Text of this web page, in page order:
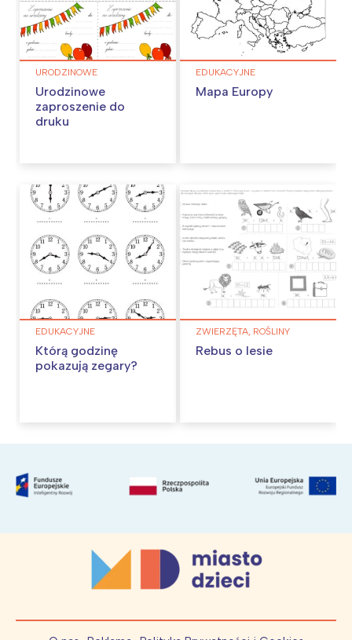
URODZINOWE
Urodzinowe
zaproszenie do
druku
EDUKACYJNE
Mapa Europy
EDUKACYJNE
Którą godzinę
pokazują zegary?
ZWIERZĘTA, ROŚLINY
Rebus o lesie